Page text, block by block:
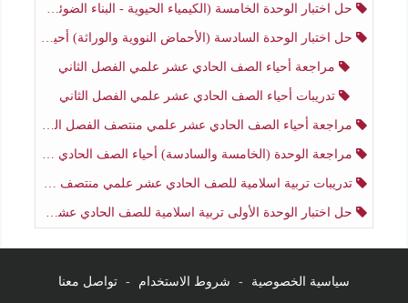
حل اختبار الوحدة الخامسة (الكيمياء الحيوية - البناء الضوئي) أحياء الصف الحادي عشر علمي الفصل الثاني
حل اختبار الوحدة السادسة (الأحماض النووية والوراثة) أحياء الصف الحادي عشر علمي منتصف الفصل الثاني
مراجعة أحياء الصف الحادي عشر علمي الفصل الثاني
تدريبات أحياء الصف الحادي عشر علمي الفصل الثاني
مراجعة أحياء الصف الحادي عشر علمي منتصف الفصل الثاني
مراجعة الوحدة (الخامسة والسادسة) أحياء الصف الحادي عشر علمي منتصف الفصل الثاني
تدريبات تربية اسلامية للصف الحادي عشر علمي منتصف الفصل الثاني
حل اختبار الوحدة الأولى تربية اسلامية للصف الحادي عشر علمي منتصف الفصل الثاني
سياسية الخصوصية - شروط الاستخدام - تواصل معنا